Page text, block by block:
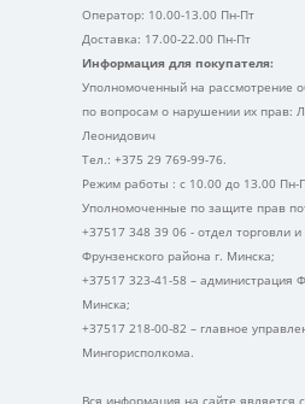
Оператор: 10.00-13.00 Пн-Пт
Доставка: 17.00-22.00 Пн-Пт
Информация для покупателя:
Уполномоченный на рассмотрение
по вопросам о нарушении их прав:
Леонидович
Тел.: +375 29 769-99-76.
Режим работы : с 10.00 до 13.00 Пн-
Уполномоченные по защите прав
+37517 348 39 06 - отдел торговли и
Фрунзенского района г. Минска;
+37517 323-41-58 – администрация
Минска;
+37517 218-00-82 – главное
Мингорисполкома.
Вся информация на сайте является